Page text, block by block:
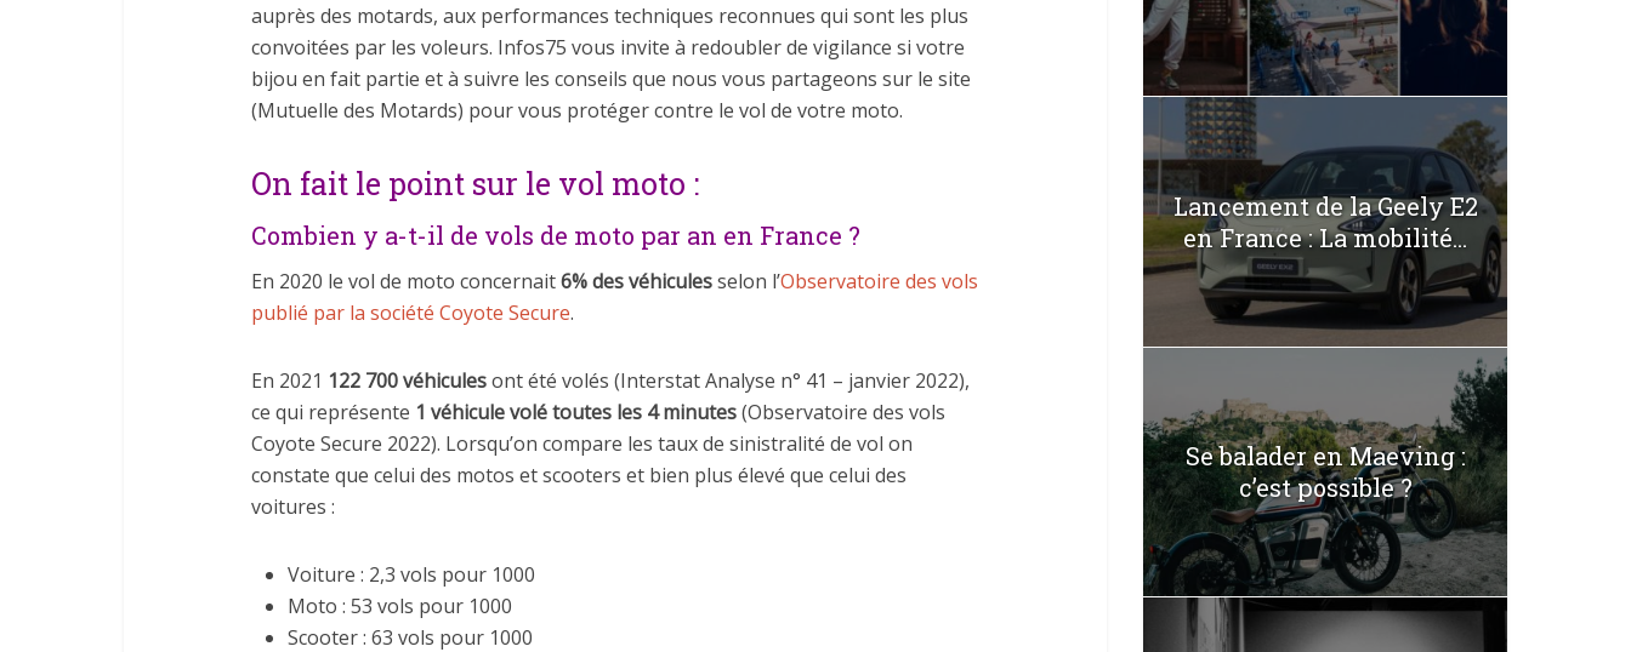
auprès des motards, aux performances techniques reconnues qui sont les plus
convoitées par les voleurs. Infos75 vous invite à redoubler de vigilance si votre
bijou en fait partie et à suivre les conseils que nous vous partageons sur le site
(Mutuelle des Motards) pour vous protéger contre le vol de votre moto.
On fait le point sur le vol moto :
Combien y a-t-il de vols de moto par an en France ?
En 2020 le vol de moto concernait6% des véhiculesselon l’Observatoire des vols
publié par la société Coyote Secure.
En 2021 122 700 véhiculesont été volés (Interstat Analyse n° 41 – janvier 2022),
ce qui représente 1 véhicule volé toutes les 4 minutes(Observatoire des vols
Coyote Secure 2022). Lorsqu’on compare les taux de sinistralité de vol on
constate que celui des motos et scooters et bien plus élevé que celui des
voitures :
Voiture : 2,3 vols pour 1000
Moto : 53 vols pour 1000
Scooter : 63 vols pour 1000
Lancement de la Geely E2
en France : La mobilité...
Se balader en Maeving :
c’est possible ?